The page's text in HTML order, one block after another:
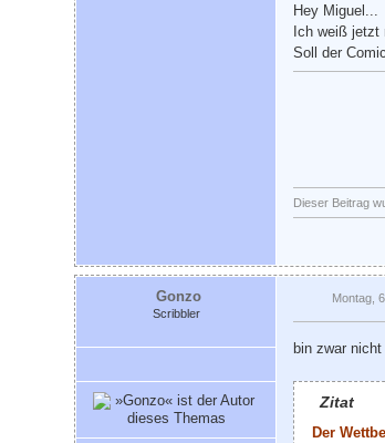
Hey Miguel...
Ich weiß
Soll der
Dieser Beitrag
Gonzo
Scribbler
Montag,
bin zwar
Zitat
Der